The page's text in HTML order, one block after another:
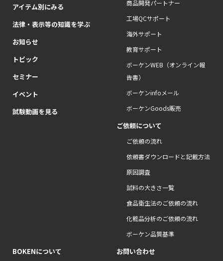
アイテム別にみる
法律・表示等の知識を学ぶ
お知らせ
トピック
セミナー
イベント
試験動画を見る
商品開発パートナー
工場QCサポート
海外サポート
教育サポート
ボーケンWEB（オンライン報
告書）
ボーケンinfoメール
ボーケンGoods販売
ご依頼について
ご依頼の流れ
依頼書ダウンロードと記載方法
原因調査
試料の大きさ一覧
食品衛生法のご依頼の流れ
化粧品分析のご依頼の流れ
ボーケン品質基準
BOKENについて お問い合わせ